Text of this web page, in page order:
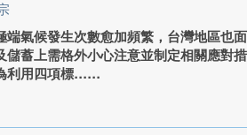
端氣候發生次數愈加頻繁，台灣地區也
蓄上需格外小心注意並制定相關應對
利用四項標...